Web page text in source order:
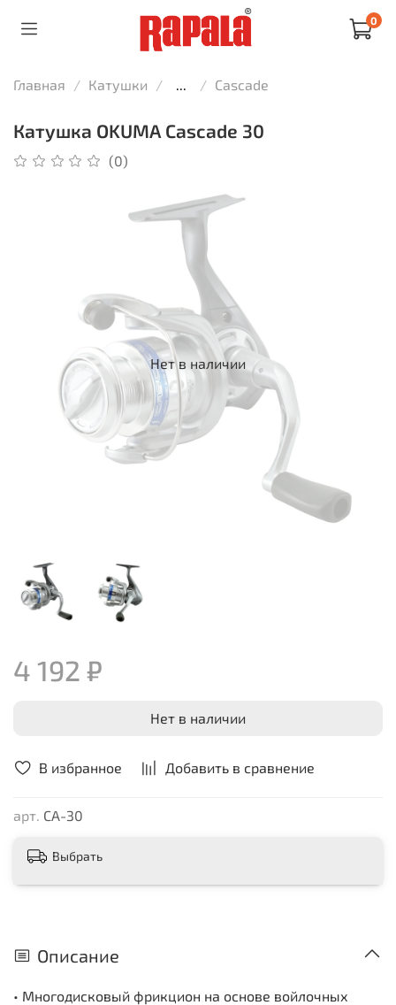
0
Главная Катушки ... Cascade
Катушка OKUMA Cascade 30
(0)
В избранное Добавить в сравнение
арт. CA-30
Нет в наличии
4 192 ₽
Нет в наличии
Выбрать
Описание
• Многодисковый фрикцион на основе войлочных